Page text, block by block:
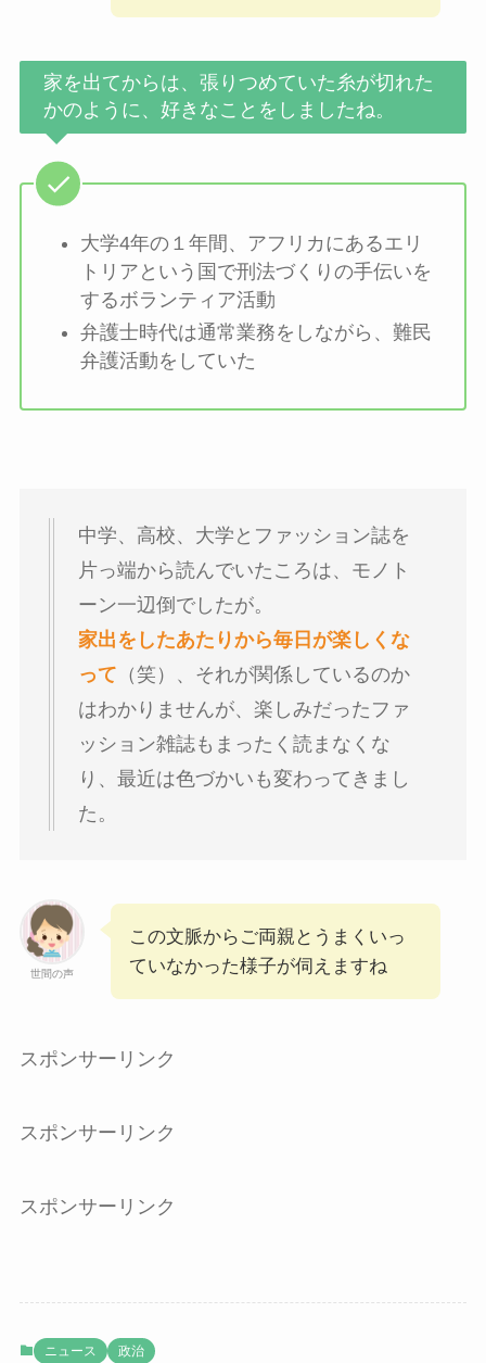
家を出てからは、張りつめていた糸が切れた
かのように、好きなことをしましたね。
大学4年の１年間、アフリカにあるエリ
トリアという国で刑法づくりの手伝いを
するボランティア活動
弁護士時代は通常業務をしながら、難民
弁護活動をしていた
中学、高校、大学とファッション誌を
片っ端から読んでいたころは、モノト
ーン一辺倒でしたが。
家出をしたあたりから毎日が楽しくな
って （笑）、それが関係しているのか
はわかりませんが、楽しみだったファ
ッション雑誌もまったく読まなくな
り、最近は色づかいも変わってきまし
た。
世間の声
この文脈からご両親とうまくいっ
ていなかった様子が伺えますね
スポンサーリンク
スポンサーリンク
スポンサーリンク
ニュース 政治